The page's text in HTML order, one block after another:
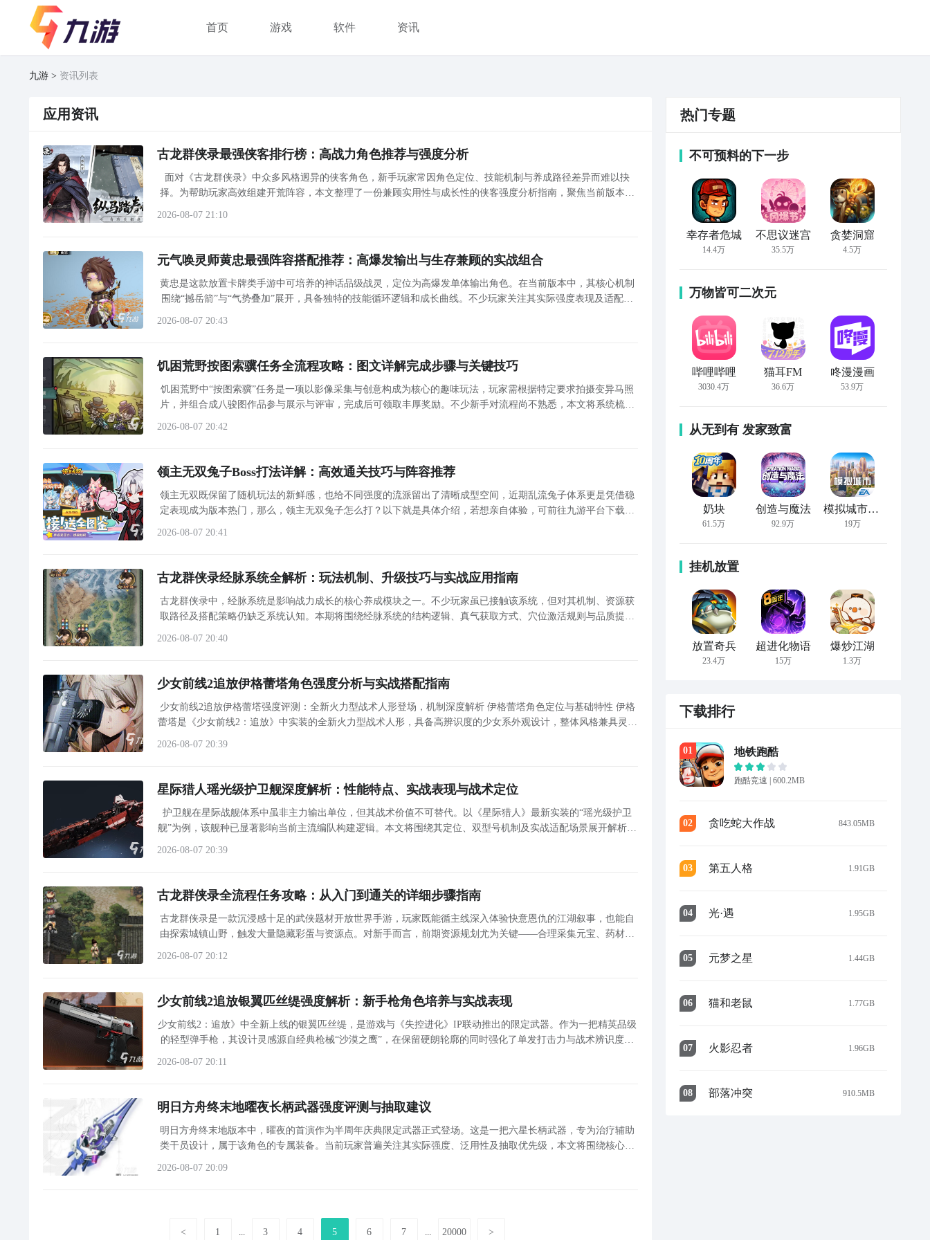
首页 游戏 软件 资讯
九游 资讯列表
应用资讯
古龙群侠录最强侠客排行榜：高战力角色推荐与强度分析
面对《古龙群侠录》中众多风格迥异的侠客角色，新手玩家常因角色定位、技能机制与养成路径差异而难以抉
择。为帮助玩家高效组建开荒阵容，本文整理了一份兼顾实用性与成长性的侠客强度分析指南，聚焦当前版本中
2026-08-07 21:10
元气唤灵师黄忠最强阵容搭配推荐：高爆发输出与生存兼顾的实战组合
黄忠是这款放置卡牌类手游中可培养的神话品级战灵，定位为高爆发单体输出角色。在当前版本中，其核心机制
围绕“撼岳箭”与“气势叠加”展开，具备独特的技能循环逻辑和成长曲线。不少玩家关注其实际强度表现及适配阵
2026-08-07 20:43
饥困荒野按图索骥任务全流程攻略：图文详解完成步骤与关键技巧
饥困荒野中“按图索骥”任务是一项以影像采集与创意构成为核心的趣味玩法，玩家需根据特定要求拍摄变异马照
片，并组合成八骏图作品参与展示与评审，完成后可领取丰厚奖励。不少新手对流程尚不熟悉，本文将系统梳理
2026-08-07 20:42
领主无双兔子Boss打法详解：高效通关技巧与阵容推荐
领主无双既保留了随机玩法的新鲜感，也给不同强度的流派留出了清晰成型空间，近期乱流兔子体系更是凭借稳
定表现成为版本热门，那么，领主无双兔子怎么打？以下就是具体介绍，若想亲自体验，可前往九游平台下载。
2026-08-07 20:41
古龙群侠录经脉系统全解析：玩法机制、升级技巧与实战应用指南
古龙群侠录中，经脉系统是影响战力成长的核心养成模块之一。不少玩家虽已接触该系统，但对其机制、资源获
取路径及搭配策略仍缺乏系统认知。本期将围绕经脉系统的结构逻辑、真气获取方式、穴位激活规则与品质提升
2026-08-07 20:40
少女前线2追放伊格蕾塔角色强度分析与实战搭配指南
少女前线2追放伊格蕾塔强度评测：全新火力型战术人形登场，机制深度解析 伊格蕾塔角色定位与基础特性 伊格
蕾塔是《少女前线2：追放》中实装的全新火力型战术人形，具备高辨识度的少女系外观设计，整体风格兼具灵动
2026-08-07 20:39
星际猎人瑶光级护卫舰深度解析：性能特点、实战表现与战术定位
护卫舰在星际战舰体系中虽非主力输出单位，但其战术价值不可替代。以《星际猎人》最新实装的“瑶光级护卫
舰”为例，该舰种已显著影响当前主流编队构建逻辑。本文将围绕其定位、双型号机制及实战适配场景展开解析，
2026-08-07 20:39
古龙群侠录全流程任务攻略：从入门到通关的详细步骤指南
古龙群侠录是一款沉浸感十足的武侠题材开放世界手游，玩家既能循主线深入体验快意恩仇的江湖叙事，也能自
由探索城镇山野，触发大量隐藏彩蛋与资源点。对新手而言，前期资源规划尤为关键——合理采集元宝、药材、
2026-08-07 20:12
少女前线2追放银翼匹丝缇强度解析：新手枪角色培养与实战表现
少女前线2：追放》中全新上线的银翼匹丝缇，是游戏与《失控进化》IP联动推出的限定武器。作为一把精英品级
的轻型弹手枪，其设计灵感源自经典枪械“沙漠之鹰”，在保留硬朗轮廓的同时强化了单发打击力与战术辨识度。
2026-08-07 20:11
明日方舟终末地曜夜长柄武器强度评测与抽取建议
明日方舟终末地版本中，曜夜的首演作为半周年庆典限定武器正式登场。这是一把六星长柄武器，专为治疗辅助
类干员设计，属于该角色的专属装备。当前玩家普遍关注其实际强度、泛用性及抽取优先级，本文将围绕核心机
2026-08-07 20:09
< 1 ... 3 4 5 6 7 ... 20000 >
热门专题
不可预料的下一步
幸存者危城
14.4万
不思议迷宫
35.5万
贪婪洞窟
4.5万
万物皆可二次元
哔哩哔哩
3030.4万
猫耳FM
36.6万
咚漫漫画
53.9万
从无到有 发家致富
奶块
61.5万
创造与魔法
92.9万
模拟城市：我是市长
19万
挂机放置
放置奇兵
23.4万
超进化物语
15万
爆炒江湖
1.3万
下载排行
01 地铁跑酷
跑酷竞速 | 600.2MB
02 贪吃蛇大作战 843.05MB
03 第五人格 1.91GB
04 光·遇 1.95GB
05 元梦之星 1.44GB
06 猫和老鼠 1.77GB
07 火影忍者 1.96GB
08 部落冲突 910.5MB